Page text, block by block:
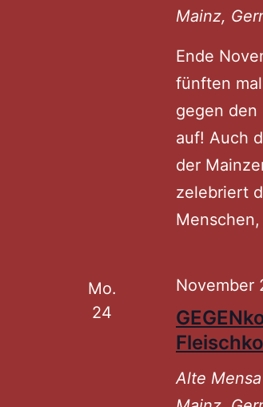
Mainz,
Ende
fünften
gegen den
auf! Auch
der
zelebriert
Mo.
24
November
Alte